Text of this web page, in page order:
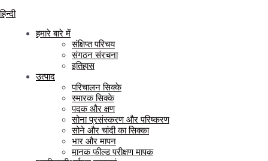
हिन्दी
हमारे बारे में
संक्षिप्त परिचय
संगठन संरचना
इतिहास
उत्पाद
परिचालन सिक्के
स्मारक सिक्के
पदक और क्षण
सोना प्रसंस्करण और परिष्करण
सोने और चांदी का सिक्का
भार और मापन
मानक फील्ड परीक्षण मापक